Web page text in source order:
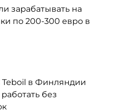
зарабатывать на
по 200-300 евро в
в Финляндии
без